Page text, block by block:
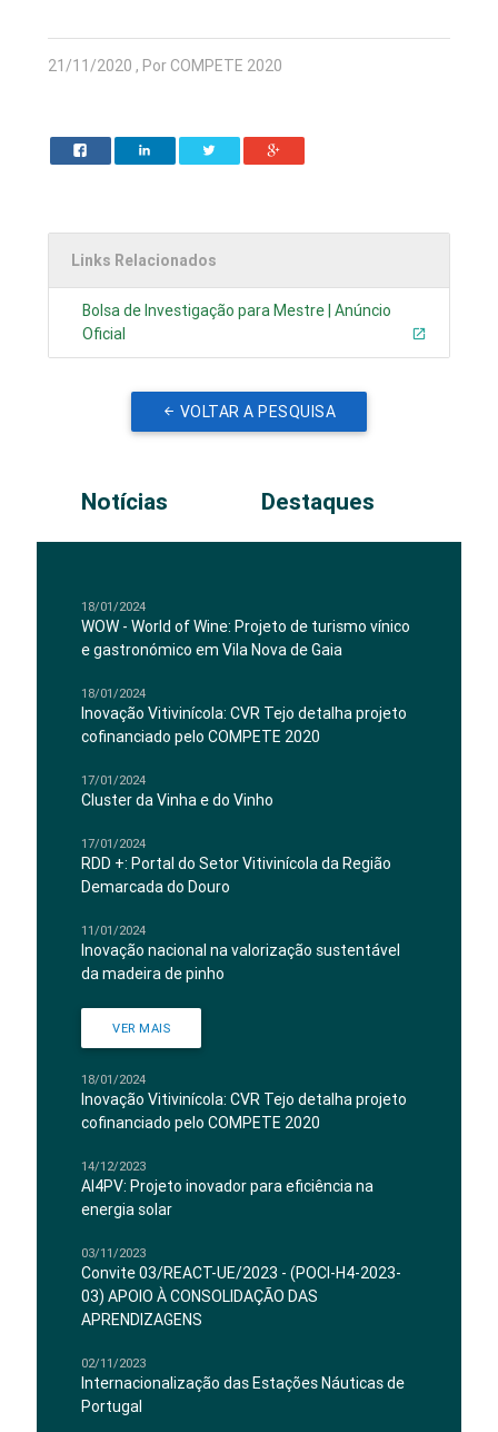
21/11/2020 , Por COMPETE 2020
Links Relacionados
Bolsa de Investigação para Mestre | Anúncio
Oficial
VOLTAR A PESQUISA
Notícias Destaques
18/01/2024
WOW - World of Wine: Projeto de turismo vínico
e gastronómico em Vila Nova de Gaia
18/01/2024
Inovação Vitivinícola: CVR Tejo detalha projeto
cofinanciado pelo COMPETE 2020
17/01/2024
Cluster da Vinha e do Vinho
17/01/2024
RDD +: Portal do Setor Vitivinícola da Região
Demarcada do Douro
11/01/2024
Inovação nacional na valorização sustentável
da madeira de pinho
VER MAIS
18/01/2024
Inovação Vitivinícola: CVR Tejo detalha projeto
cofinanciado pelo COMPETE 2020
14/12/2023
AI4PV: Projeto inovador para eficiência na
energia solar
03/11/2023
Convite 03/REACT-UE/2023 - (POCI-H4-2023-
03) APOIO À CONSOLIDAÇÃO DAS
APRENDIZAGENS
02/11/2023
Internacionalização das Estações Náuticas de
Portugal